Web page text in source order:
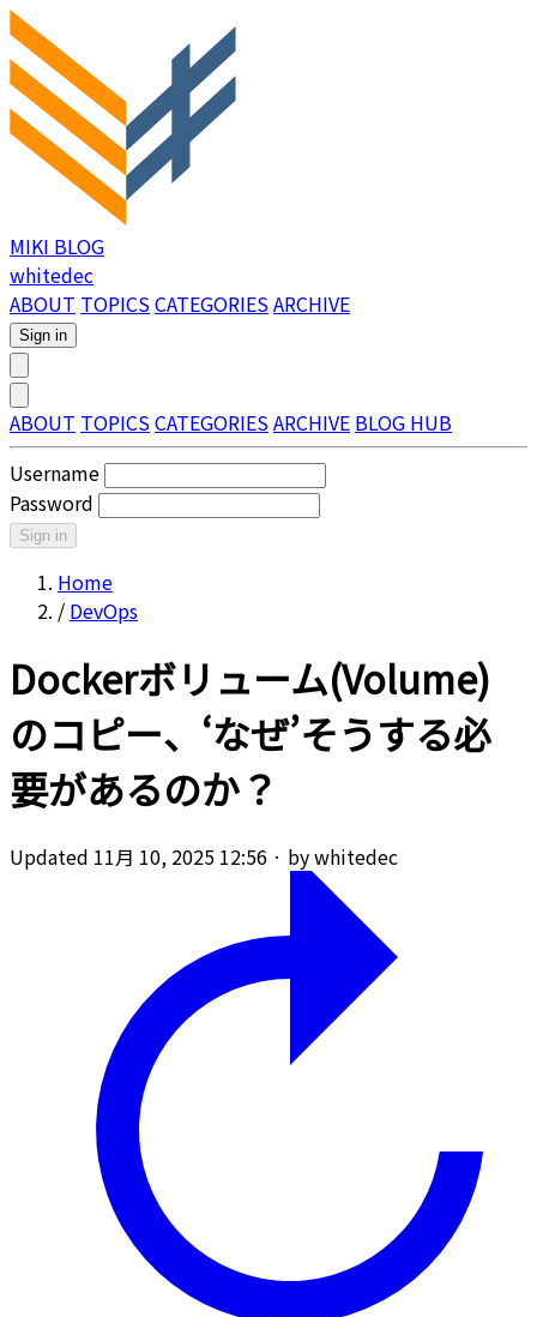
MIKI BLOG
whitedec
ABOUT TOPICSCATEGORIESARCHIVE
Sign in
ABOUT TOPICSCATEGORIESARCHIVE BLOG HUB
Username
Password
Sign in
Home
/ DevOps
Dockerボリューム(Volume)
のコピー、‘なぜ’そうする必
要があるのか？
Updated 11月 10, 2025 12:56 · by whitedec